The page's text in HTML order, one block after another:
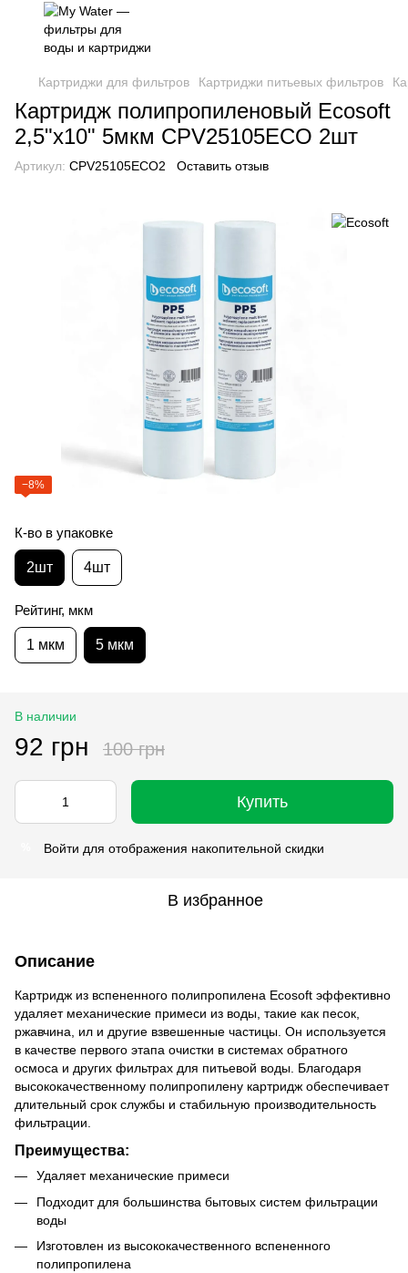
Картриджи для фильтров Картриджи питьевых фильтров
Картридж полипропиленовый Ecosoft
2,5"x10" 5мкм CPV25105ECO 2шт
Артикул: CPV25105ECO2 Оставить отзыв
−8%
К-во в упаковке
2шт 4шт
Рейтинг, мкм
1 мкм 5 мкм
В наличии
92 грн 100 грн
Купить
Войти для отображения накопительной скидки
В избранное
Описание
Картридж из вспененного полипропилена Ecosoft эффективно
удаляет механические примеси из воды, такие как песок,
ржавчина, ил и другие взвешенные частицы. Он используется
в качестве первого этапа очистки в системах обратного
осмоса и других фильтрах для питьевой воды. Благодаря
высококачественному полипропилену картридж обеспечивает
длительный срок службы и стабильную производительность
фильтрации.
Преимущества:
Удаляет механические примеси
Подходит для большинства бытовых систем фильтрации
воды
Изготовлен из высококачественного вспененного
полипропилена